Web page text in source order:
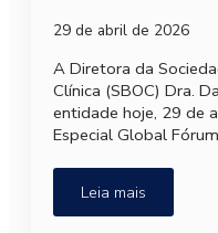
29 de abril de 2026
A Diretora da
Clínica (SBOC) Dra.
entidade hoje, 29 de
Especial Global
Leia mais